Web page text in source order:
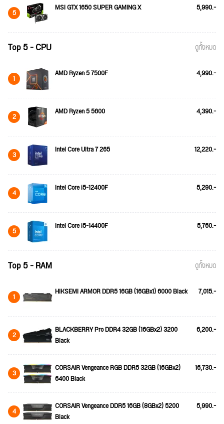
5 MSI GTX 1650 SUPER GAMING X 5,990.-
Top 5 - CPU ดูทั้งหมด
1 AMD Ryzen 5 7500F 4,990.-
2 AMD Ryzen 5 5600 4,390.-
3 Intel Core Ultra 7 265 12,220.-
4 Intel Core i5-12400F 5,290.-
5 Intel Core i5-14400F 5,760.-
Top 5 - RAM ดูทั้งหมด
1 HIKSEMI ARMOR DDR5 16GB (16GBx1) 6000 Black 7,015.-
2
BLACKBERRY Pro DDR4 32GB (16GBx2) 3200
Black
6,200.-
3
CORSAIR Vengeance RGB DDR5 32GB (16GBx2)
6400 Black
16,730.-
4
CORSAIR Vengeance DDR5 16GB (8GBx2) 5200
Black
5,990.-